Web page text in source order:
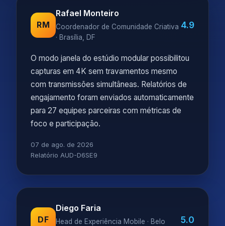
RM
Rafael Monteiro
Coordenador de Comunidade Criativa
· Brasília, DF
4.9
O modo janela do estúdio modular possibilitou
capturas em 4K sem travamentos mesmo
com transmissões simultâneas. Relatórios de
engajamento foram enviados automaticamente
para 27 equipes parceiras com métricas de
foco e participação.
07 de ago. de 2026
Relatório AUD-D6SE9
DF
Diego Faria
Head de Experiência Mobile · Belo
5.0